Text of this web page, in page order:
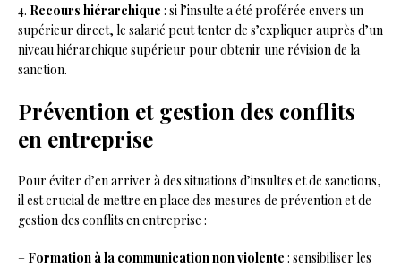
4. Recours hiérarchique : si l’insulte a été proférée envers un
supérieur direct, le salarié peut tenter de s’expliquer auprès d’un
niveau hiérarchique supérieur pour obtenir une révision de la
sanction.
Prévention et gestion des conflits
en entreprise
Pour éviter d’en arriver à des situations d’insultes et de sanctions,
il est crucial de mettre en place des mesures de prévention et de
gestion des conflits en entreprise :
– Formation à la communication non violente : sensibiliser les